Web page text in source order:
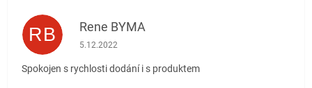
RB Rene BYMA
Hodnocení obchodu je 5 z 5 hvězdiček.
5.12.2022
Spokojen s rychlosti dodání i s produktem